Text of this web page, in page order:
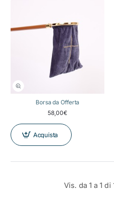
Borsa da Offerta
58,00€
Acquista
Vis. da 1 a 1 di